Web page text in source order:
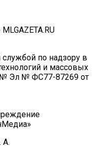
по надзору в
и массовых
Эл № ФС77-87269 от
А.